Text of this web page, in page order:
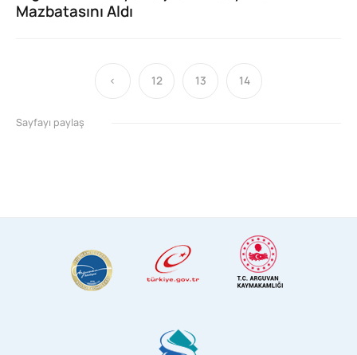
Mazbatasını Aldı
‹ 12 13 14
Sayfayı paylaş